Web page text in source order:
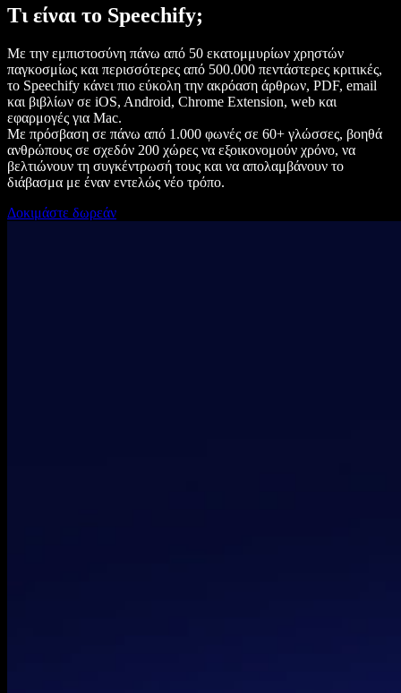
Τι είναι το Speechify;
Με την εμπιστοσύνη πάνω από 50 εκατομμυρίων χρηστών
παγκοσμίως και περισσότερες από 500.000 πεντάστερες κριτικές,
το Speechify κάνει πιο εύκολη την ακρόαση άρθρων, PDF, email
και βιβλίων σε iOS, Android, Chrome Extension, web και
εφαρμογές για Mac.
Με πρόσβαση σε πάνω από 1.000 φωνές σε 60+ γλώσσες, βοηθά
ανθρώπους σε σχεδόν 200 χώρες να εξοικονομούν χρόνο, να
βελτιώνουν τη συγκέντρωσή τους και να απολαμβάνουν το
διάβασμα με έναν εντελώς νέο τρόπο.
Δοκιμάστε δωρεάν